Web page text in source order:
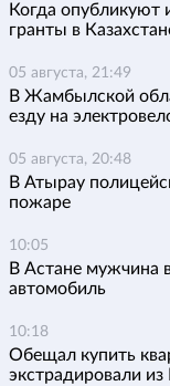
Когда опубликуют
гранты в
05 августа, 21:49
В Жамбылской
езду на
05 августа, 20:48
В Атырау
пожаре
10:05
В Астане мужчина
автомобиль
10:18
Обещал купить
экстрадировали